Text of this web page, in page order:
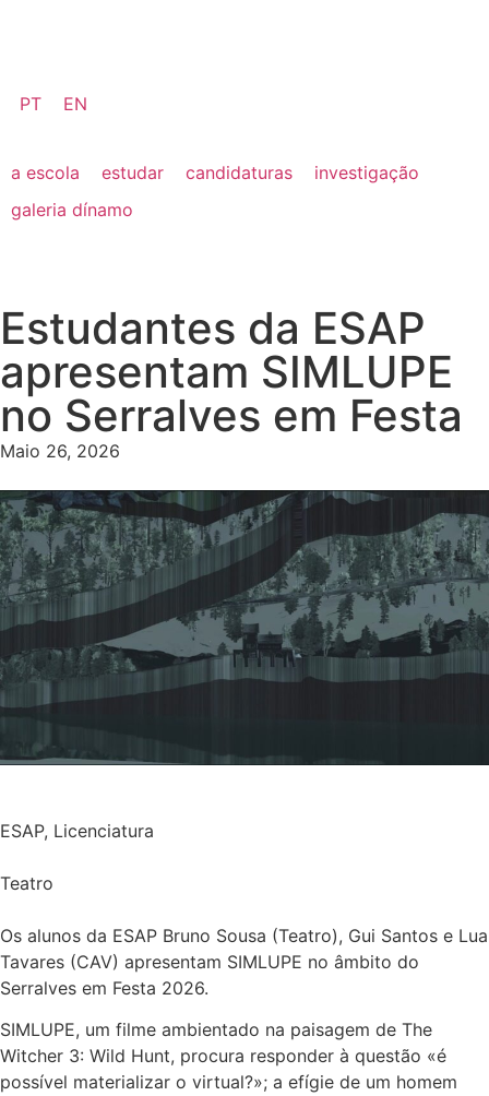
PT EN
a escola estudar candidaturas
investigação
galeria dínamo
Estudantes da ESAP
apresentam SIMLUPE
no Serralves em Festa
Maio 26, 2026
ESAP, Licenciatura
Teatro
Os alunos da ESAP Bruno Sousa (Teatro), Gui Santos e Lua
Tavares (CAV) apresentam SIMLUPE no âmbito do
Serralves em Festa 2026.
SIMLUPE, um filme ambientado na paisagem de The
Witcher 3: Wild Hunt, procura responder à questão «é
possível materializar o virtual?»; a efígie de um homem